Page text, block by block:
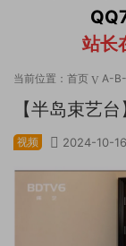
站长
当前位置： 首页 A-
【半岛束艺
视频 2024-10-16